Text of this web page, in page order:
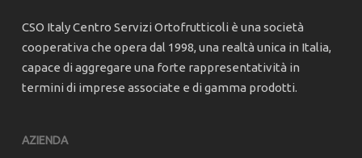
CSO Italy Centro Servizi Ortofrutticoli è una società
cooperativa che opera dal 1998, una realtà unica in Italia,
capace di aggregare una forte rappresentatività in
termini di imprese associate e di gamma prodotti.
AZIENDA